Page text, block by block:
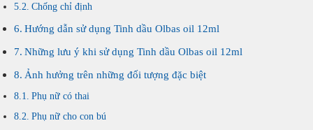
Chống chỉ định
Hướng dẫn sử dụng Tinh dầu Olbas oil 12ml
Những lưu ý khi sử dụng Tinh dầu Olbas oil 12ml
Ảnh hưởng trên những đối tượng đặc biệt
Phụ nữ có thai
Phụ nữ cho con bú